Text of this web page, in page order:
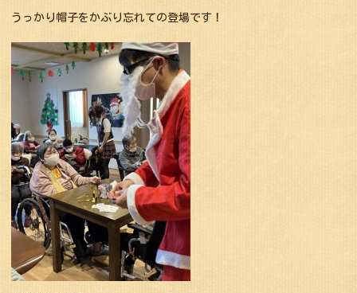
うっかり帽子をかぶり忘れての登場です！